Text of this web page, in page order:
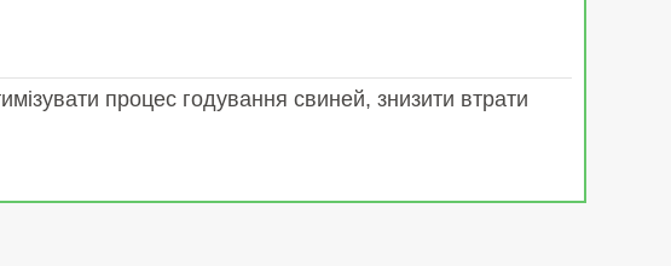
процес годування свиней, знизити втрати